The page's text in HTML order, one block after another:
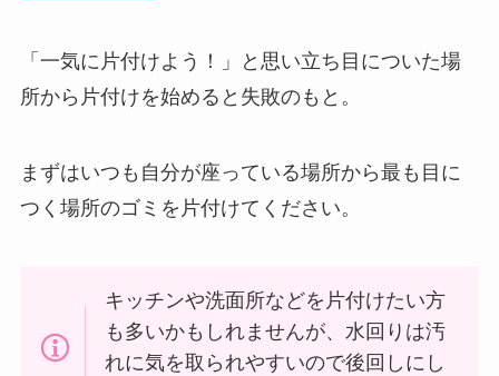
「一気に片付けよう！」と思い立ち目についた場
所から片付けを始めると失敗のもと。
まずはいつも自分が座っている場所から最も目に
つく場所のゴミを片付けてください。
キッチンや洗面所などを片付けたい方
も多いかもしれませんが、水回りは汚
れに気を取られやすいので後回しにし